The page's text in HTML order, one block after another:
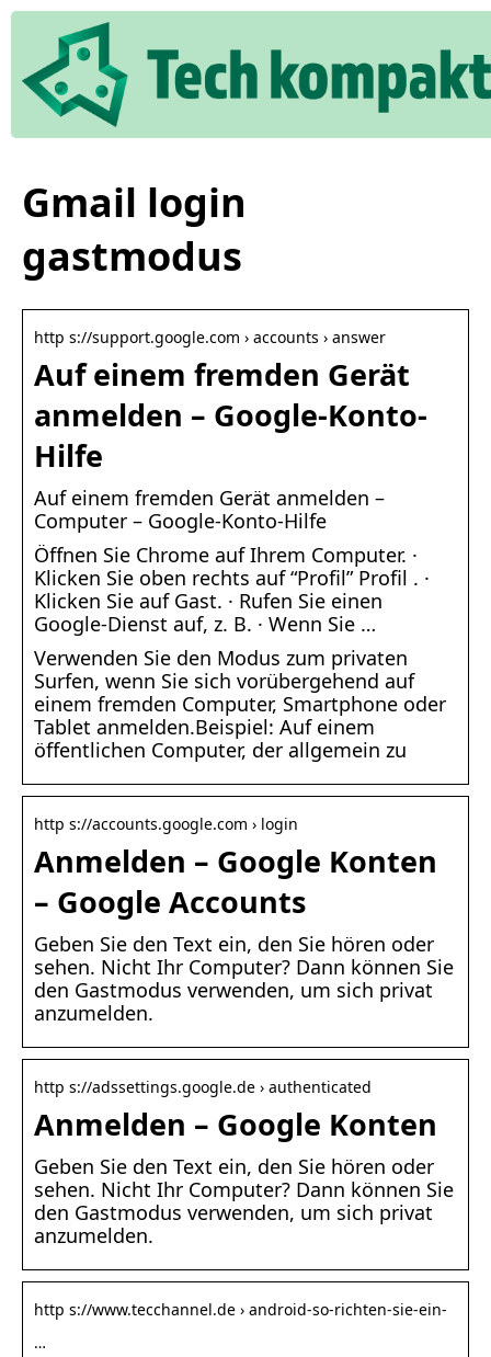
Gmail login
gastmodus
http s://support.google.com › accounts › answer
Auf einem fremden Gerät
anmelden – Google-Konto-
Hilfe
Auf einem fremden Gerät anmelden –
Computer – Google-Konto-Hilfe
Öffnen Sie Chrome auf Ihrem Computer. ·
Klicken Sie oben rechts auf “Profil” Profil . ·
Klicken Sie auf Gast. · Rufen Sie einen
Google-Dienst auf, z. B. · Wenn Sie …
Verwenden Sie den Modus zum privaten
Surfen, wenn Sie sich vorübergehend auf
einem fremden Computer, Smartphone oder
Tablet anmelden.Beispiel: Auf einem
öffentlichen Computer, der allgemein zu
http s://accounts.google.com › login
Anmelden – Google Konten
– Google Accounts
Geben Sie den Text ein, den Sie hören oder
sehen. Nicht Ihr Computer? Dann können Sie
den Gastmodus verwenden, um sich privat
anzumelden.
http s://adssettings.google.de › authenticated
Anmelden – Google Konten
Geben Sie den Text ein, den Sie hören oder
sehen. Nicht Ihr Computer? Dann können Sie
den Gastmodus verwenden, um sich privat
anzumelden.
http s://www.tecchannel.de › android-so-richten-sie-ein-
…